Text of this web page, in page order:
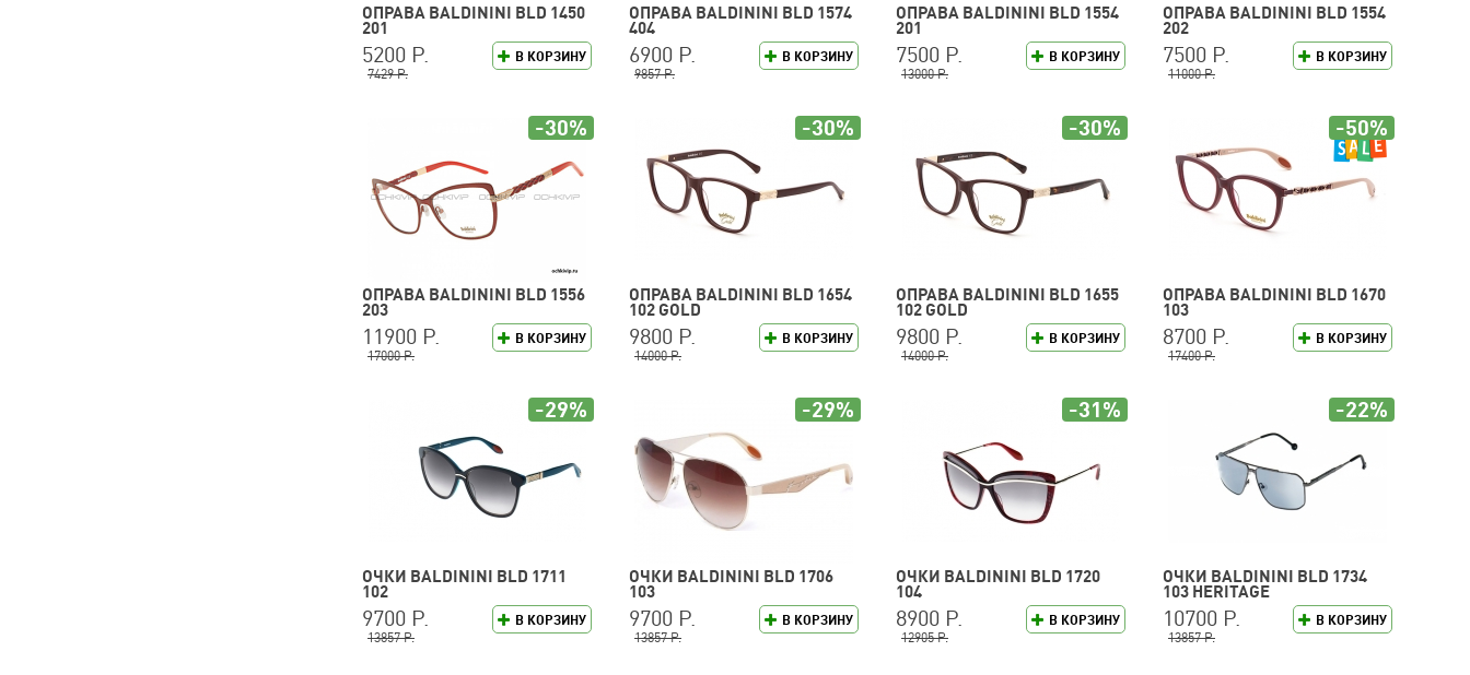
ОПРАВА BALDININI BLD 1450
201
В КОРЗИНУ
5200 Р.
7429 Р.
ОПРАВА BALDININI BLD 1574
404
В КОРЗИНУ
6900 Р.
9857 Р.
ОПРАВА BALDININI BLD 1554
201
В КОРЗИНУ
7500 Р.
13000 Р.
ОПРАВА BALDININI BLD 1554
202
В КОРЗИНУ
7500 Р.
11000 Р.
ОПРАВА BALDININI BLD 1556
203
В КОРЗИНУ
11900 Р.
17000 Р.
-30%
ОПРАВА BALDININI BLD 1654
102 GOLD
В КОРЗИНУ
9800 Р.
14000 Р.
-30%
ОПРАВА BALDININI BLD 1655
102 GOLD
В КОРЗИНУ
9800 Р.
14000 Р.
-30%
ОПРАВА BALDININI BLD 1670
103
В КОРЗИНУ
8700 Р.
17400 Р.
-50%
ОЧКИ BALDININI BLD 1711
102
В КОРЗИНУ
9700 Р.
13857 Р.
-29%
ОЧКИ BALDININI BLD 1706
103
В КОРЗИНУ
9700 Р.
13857 Р.
-29%
ОЧКИ BALDININI BLD 1720
104
В КОРЗИНУ
8900 Р.
12905 Р.
-31%
ОЧКИ BALDININI BLD 1734
103 HERITAGE
В КОРЗИНУ
10700 Р.
13857 Р.
-22%